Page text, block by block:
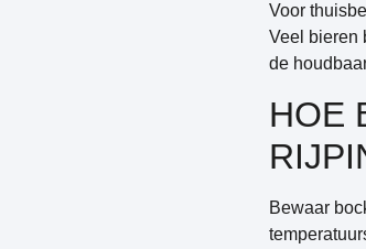
Voor
Veel bieren
de
HOE
Bewaar